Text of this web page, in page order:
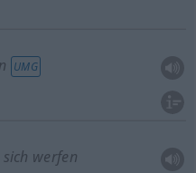
UMG
sich werfen